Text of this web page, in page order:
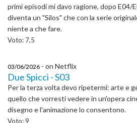
primi episodi mi davo ragione, dopo E04/
diventa un "Silos" che con la serie
niente a che fare.
Voto: 7,5
03/06/2026 - on Netflix
Due Spicci - S03
Per la terza volta devo ripetermi: arte e
quello che vorresti vedere in un'opera
disegno e l'animazione lo consentono.
Voto: 9